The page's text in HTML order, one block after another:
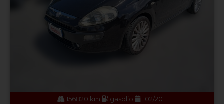
156820 km gasolio 02/2011